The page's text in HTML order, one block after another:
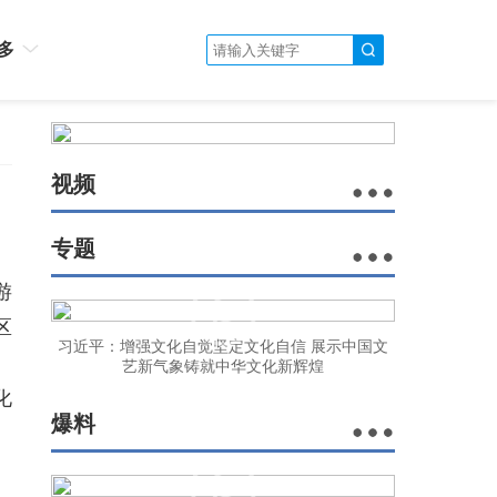
视频
专题
习近平：增强文化自觉坚定文化自信 展示中国文
艺新气象铸就中华文化新辉煌
爆料